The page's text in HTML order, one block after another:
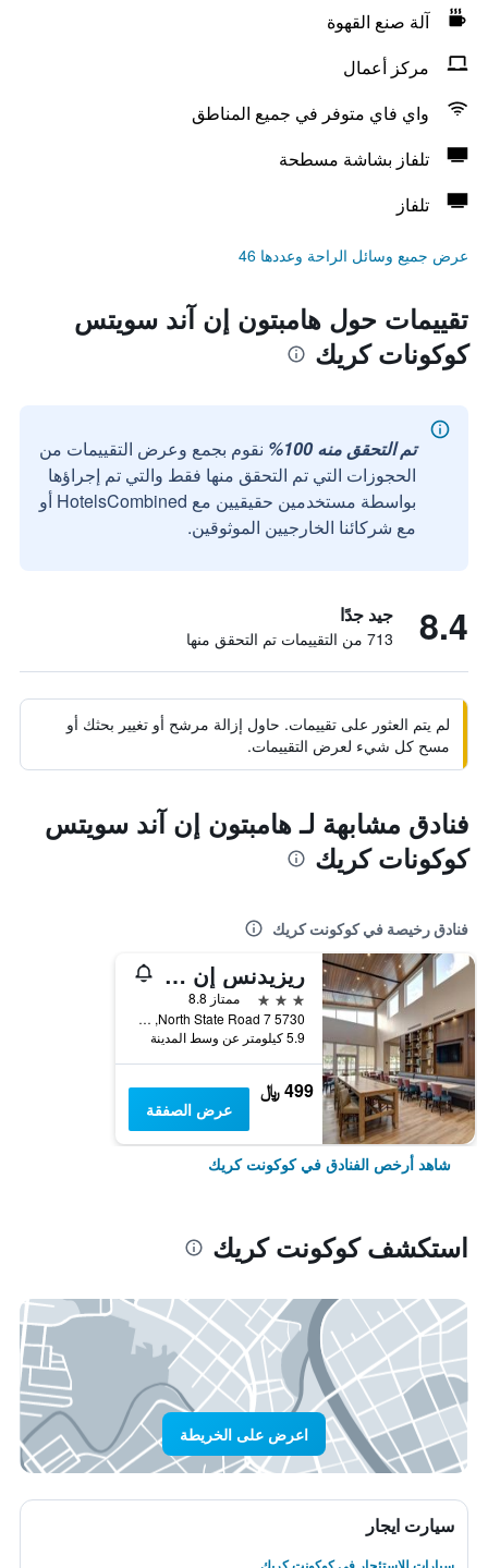
آلة صنع القهوة
مركز أعمال
واي فاي متوفر في جميع المناطق
تلفاز بشاشة مسطحة
تلفاز
عرض جميع وسائل الراحة وعددها 46
تقييمات حول هامبتون إن آند سويتس
كوكونات كريك
تم التحقق منه 100%
نقوم بجمع وعرض التقييمات من
الحجوزات التي تم التحقق منها فقط والتي تم إجراؤها
بواسطة مستخدمين حقيقيين مع HotelsCombined أو
مع شركائنا الخارجيين الموثوقين.
8.4 جيد جدًا
713 من التقييمات تم التحقق منها
لم يتم العثور على تقييمات. حاول إزالة مرشح أو تغيير بحثك أو
مسح كل شيء لعرض التقييمات.
فنادق مشابهة لـ هامبتون إن آند سويتس
كوكونات كريك
فنادق رخيصة في كوكونت كريك
ريزيدنس إن باي ماريوت فورت لودرديل كوكونت كريك
3 نجوم
ممتاز 8.8
5730 North State Road 7, كوكونت كريك, FL, الولايات المتحدة الأميريكية
5.9 كيلومتر عن وسط المدينة
499 ﷼
عرض الصفقة
شاهد أرخص الفنادق في كوكونت كريك
استكشف كوكونت كريك
اعرض على الخريطة
سيارت ايجار